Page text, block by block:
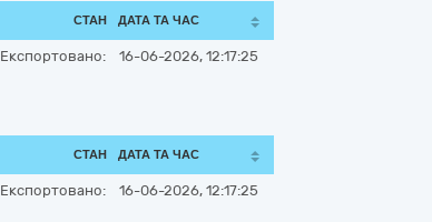
СТАН ДАТА ТА ЧАС
Експортовано: 16-06-2026, 12:17:25
СТАН ДАТА ТА ЧАС
Експортовано: 16-06-2026, 12:17:25